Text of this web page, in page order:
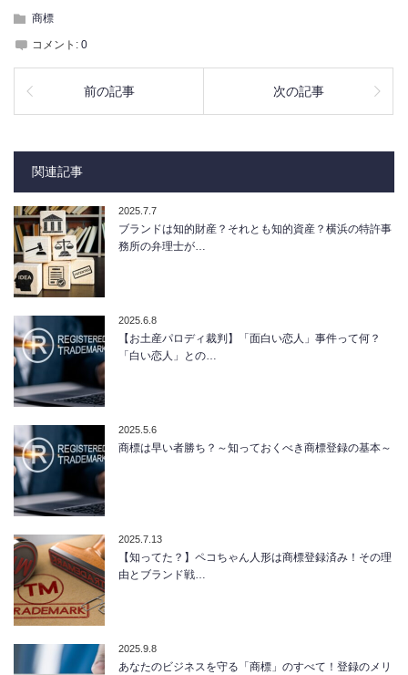
商標
コメント: 0
前の記事 次の記事
関連記事
2025.7.7
ブランドは知的財産？それとも知的資産？横浜の特許事
務所の弁理士が…
2025.6.8
【お土産パロディ裁判】「面白い恋人」事件って何？
「白い恋人」との…
2025.5.6
商標は早い者勝ち？～知っておくべき商標登録の基本～
2025.7.13
【知ってた？】ペコちゃん人形は商標登録済み！その理
由とブランド戦…
2025.9.8
あなたのビジネスを守る「商標」のすべて！登録のメリ